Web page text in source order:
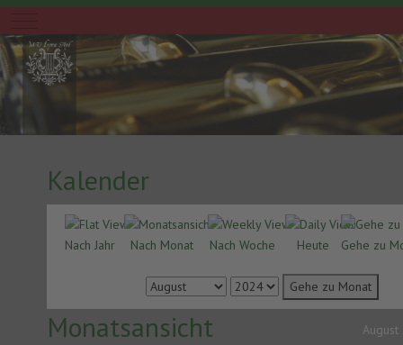
Mobile Menu Toggle
Kalender
Nach Jahr Nach Monat Nach Woche Heute Gehe zu
Gehe zu Monat
Monatsansicht